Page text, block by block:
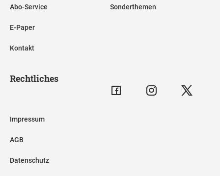
Abo-Service
E-Paper
Kontakt
Sonderthemen
Rechtliches
Impressum
AGB
Datenschutz